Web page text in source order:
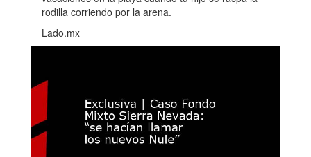
rodilla corriendo por la arena.
Lado.mx